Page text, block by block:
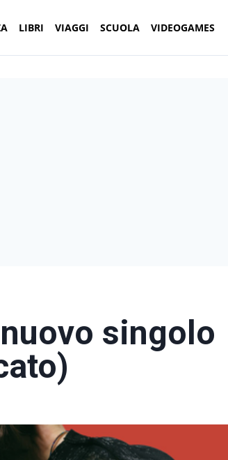
LIBRI VIAGGI SCUOLA VIDEOGAMES
singolo